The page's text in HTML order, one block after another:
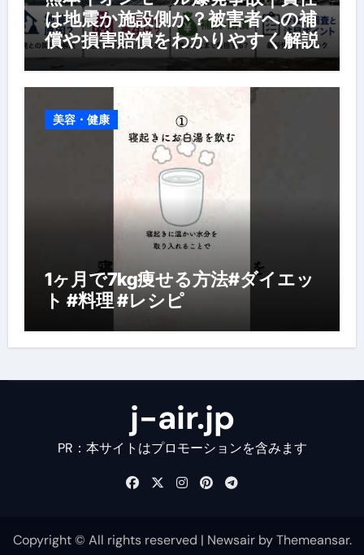
は地震か施設側か？被害者への補
償や損害賠償をわかりやすく解説
美容・健康
1ヶ月で7kg痩せる方法#ダイエッ
ト #料理 #レシピ
j-air.jp
PR：本サイトはプロモーションを含みます
Copyright © All rights reserved | NewsairbyThemeansar.